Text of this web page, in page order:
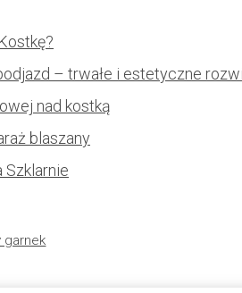
– trwałe i estetyczne
nad kostką
blaszany
Szklarnie
garnek